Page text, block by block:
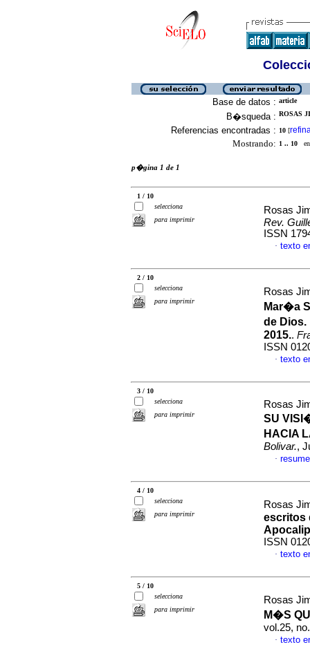
Base de datos : article
B�squeda : ROSAS
Referencias encontradas : 10 [
Mostrando: 1 .. 10 en
p�gina 1 de 1
1 / 10
selecciona
para imprimir
Rosas
Rev.
ISSN
· texto
2 / 10
selecciona
para imprimir
Rosas
Mar�a
de
2015..
ISSN
· texto
3 / 10
selecciona
para imprimir
Rosas
SU
HACIA
Bolivar.,
·
4 / 10
selecciona
para imprimir
Rosas
escritos
ISSN
· texto
5 / 10
selecciona
para imprimir
Rosas
M�S
vol.25,
· texto